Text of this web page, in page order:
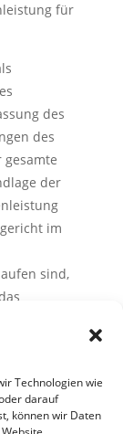
Technologien wie
darauf
können wir Daten
für
des
des
der
im
sind,
eG